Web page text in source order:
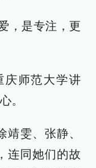
，是专注，更
庆师范大学讲
。
雯、张静、
连同她们的故